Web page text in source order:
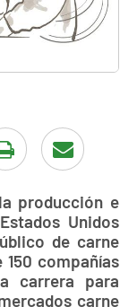
producción e
Unidos
de carne
compañías
carrera para
carne